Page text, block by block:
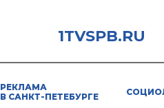
1TVSPB.RU
РЕКЛАМА
В САНКТ-ПЕТЕБУРГЕ